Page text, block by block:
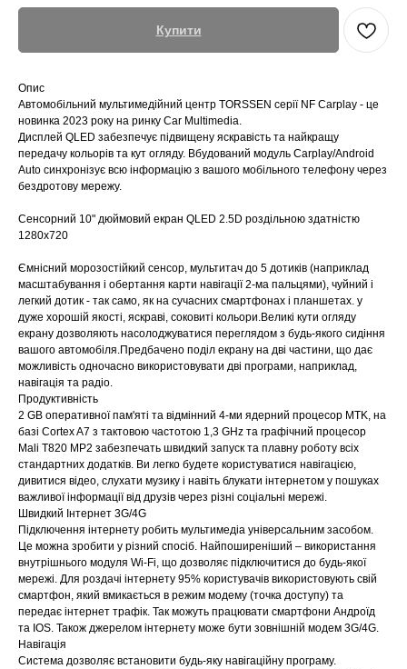
Купити
Опис
Автомобільний мультимедійний центр TORSSEN серії NF Carplay - це
новинка 2023 року на ринку Car Multimedia.
Дисплей QLED забезпечує підвищену яскравість та найкращу
передачу кольорів та кут огляду. Вбудований модуль Carplay/Android
Auto синхронізує всю інформацію з вашого мобільного телефону через
бездротову мережу.
Сенсорний 10" дюймовий екран QLED 2.5D роздільною здатністю
1280x720
Ємнісний морозостійкий сенсор, мультитач до 5 дотиків (наприклад
масштабування і обертання карти навігації 2-ма пальцями), чуйний і
легкий дотик - так само, як на сучасних смартфонах і планшетах. у
дуже хорошій якості, яскраві, соковиті кольори.Великі кути огляду
екрану дозволяють насолоджуватися переглядом з будь-якого сидіння
вашого автомобіля.Предбачено поділ екрану на дві частини, що дає
можливість одночасно використовувати дві програми, наприклад,
навігація та радіо.
Продуктивність
2 GB оперативної пам'яті та відмінний 4-ми ядерний процесор MTK, на
базі Cortex A7 з тактовою частотою 1,3 GHz та графічний процесор
Mali T820 MP2 забезпечать швидкий запуск та плавну роботу всіх
стандартних додатків. Ви легко будете користуватися навігацією,
дивитися відео, слухати музику і навіть блукати інтернетом у пошуках
важливої інформації від друзів через різні соціальні мережі.
Швидкий Інтернет 3G/4G
Підключення інтернету робить мультимедіа універсальним засобом.
Це можна зробити у різний спосіб. Найпоширеніший – використання
внутрішнього модуля Wi-Fi, що дозволяє підключитися до будь-якої
мережі. Для роздачі інтернету 95% користувачів використовують свій
смартфон, який вмикається в режим модему (точка доступу) та
передає інтернет трафік. Так можуть працювати смартфони Андроїд
та IOS. Також джерелом інтернету може бути зовнішній модем 3G/4G.
Навігація
Система дозволяє встановити будь-яку навігаційну програму.